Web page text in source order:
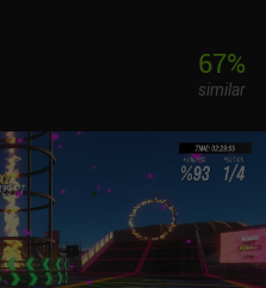
67%
similar